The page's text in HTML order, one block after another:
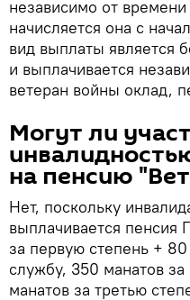
независимо от
начисляется она с
вид выплаты является
и выплачивается
ветеран войны оклад,
Могут ли
на пенсию
Нет, поскольку
выплачивается пенсия
за первую степень +
службу, 350 манатов
манатов за третью